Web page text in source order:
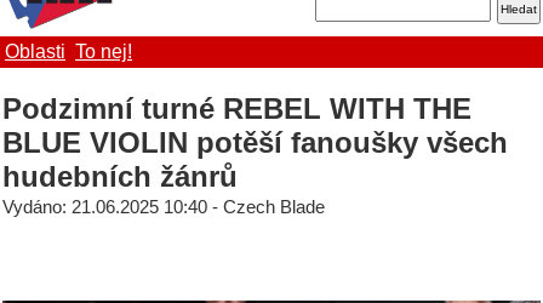
Oblasti To nej!
Podzimní turné REBEL WITH THE
BLUE VIOLIN potěší fanoušky všech
hudebních žánrů
Vydáno: 21.06.2025 10:40 - Czech Blade